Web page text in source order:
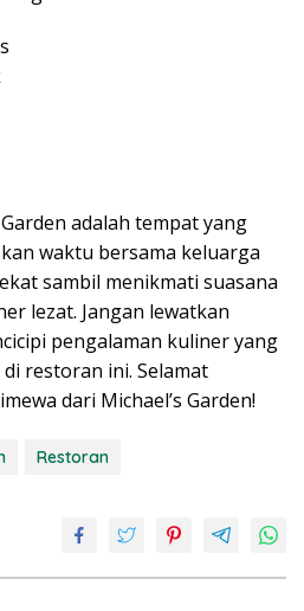
adalah tempat yang
waktu bersama keluarga
sambil menikmati suasana
lezat. Jangan lewatkan
pengalaman kuliner yang
restoran ini. Selamat
dari Michael’s Garden!
Restoran